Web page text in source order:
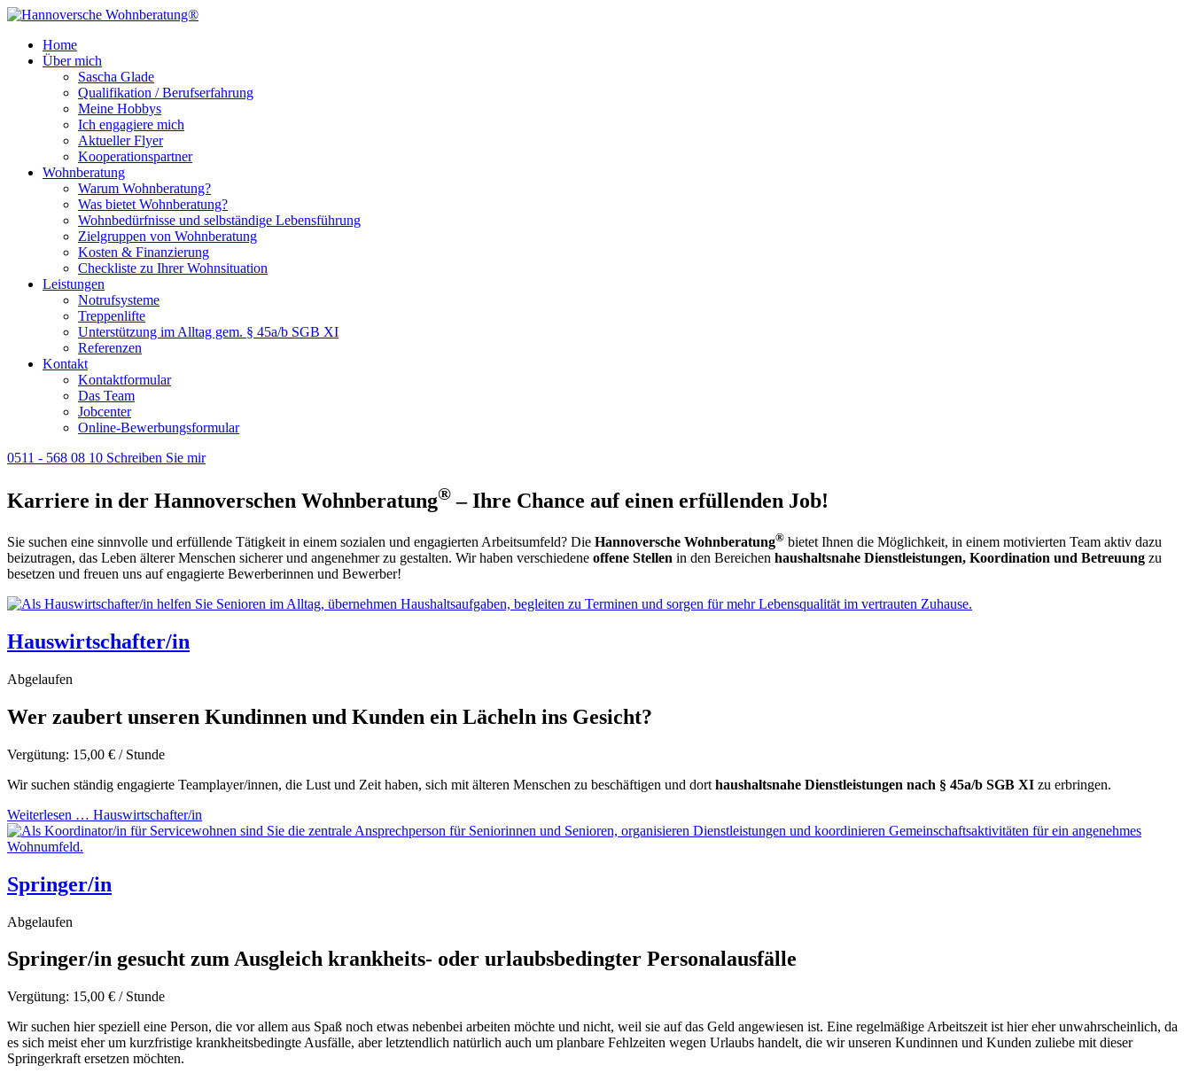
Home
Über mich
Sascha Glade
Qualifikation / Berufserfahrung
Meine Hobbys
Ich engagiere mich
Aktueller Flyer
Kooperationspartner
Wohnberatung
Warum Wohnberatung?
Was bietet Wohnberatung?
Wohnbedürfnisse und selbständige Lebensführung
Zielgruppen von Wohnberatung
Kosten & Finanzierung
Checkliste zu Ihrer Wohnsituation
Leistungen
Notrufsysteme
Treppenlifte
Unterstützung im Alltag gem. § 45a/b SGB XI
Referenzen
Kontakt
Kontaktformular
Das Team
Jobcenter
Online-Bewerbungsformular
0511 - 568 08 10 Schreiben Sie mir
Karriere in der Hannoverschen Wohnberatung® – Ihre Chance auf einen erfüllenden Job!
Sie suchen eine sinnvolle und erfüllende Tätigkeit in einem sozialen und engagierten Arbeitsumfeld? Die Hannoversche Wohnberatung® bietet Ihnen die Möglichkeit, in einem motivierten Team aktiv dazu
beizutragen, das Leben älterer Menschen sicherer und angenehmer zu gestalten. Wir haben verschiedene offene Stellen in den Bereichen haushaltsnahe Dienstleistungen, Koordination und Betreuung zu
besetzen und freuen uns auf engagierte Bewerberinnen und Bewerber!
Hauswirtschafter/in
Abgelaufen
Wer zaubert unseren Kundinnen und Kunden ein Lä­cheln ins Gesicht?
Vergütung: 15,00 € / Stunde
Wir suchen ständig engagierte Teamplayer/innen, die Lust und Zeit haben, sich mit älteren Menschen zu beschäftigen und dort haushaltsnahe Dienstleistungen nach § 45a/b SGB XI zu er­bringen.
Weiterlesen … Hauswirtschafter/in
Springer/in
Abgelaufen
Springer/in gesucht zum Ausgleich krankheits- oder urlaubsbedingter Personalausfälle
Vergütung: 15,00 € / Stunde
Wir suchen hier speziell eine Person, die vor allem aus Spaß noch etwas nebenbei arbeiten möchte und nicht, weil sie auf das Geld angewiesen ist. Eine regelmäßige Arbeitszeit ist hier eher unwahrscheinlich, da
es sich meist eher um kurzfristige krankheitsbedingte Ausfälle, aber letztendlich natürlich auch um planbare Fehlzeiten wegen Urlaubs handelt, die wir unseren Kundinnen und Kunden zuliebe mit dieser
Springerkraft ersetzen möchten.